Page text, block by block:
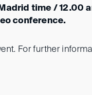
time / 12.00
conference.
For further